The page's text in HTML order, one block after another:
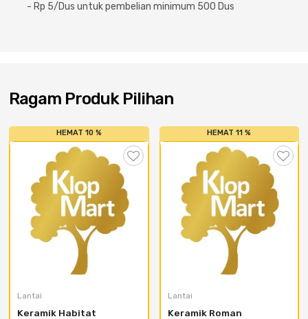
- Rp 5/Dus untuk pembelian minimum 500 Dus
Ragam Produk Pilihan
HEMAT 10 %
Lantai
Keramik Habitat
HEMAT 11 %
Lantai
Keramik Roman